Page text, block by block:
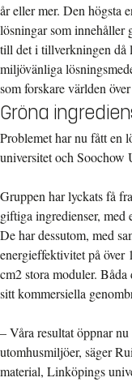
år eller mer. Den högsta
lösningar som innehåller
till det i tillverkningen då
miljövänliga
som forskare världen
Gröna
Problemet har nu fått en
universitet och
Gruppen har lyckats få
giftiga ingredienser, med
De har dessutom, med
energieffektivitet på över
cm2 stora moduler.
sitt kommersiella
– Våra resultat öppnar
utomhusmiljöer, säger
material, Linköpings